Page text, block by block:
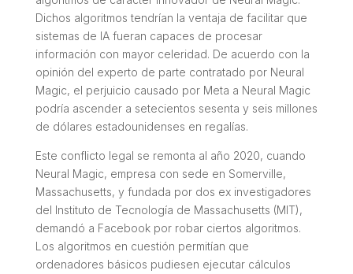
Dichos algoritmos tendrían la ventaja de facilitar que
sistemas de IA fueran capaces de procesar
información con mayor celeridad. De acuerdo con la
opinión del experto de parte contratado por Neural
Magic, el perjuicio causado por Meta a Neural Magic
podría ascender a setecientos sesenta y seis millones
de dólares estadounidenses en regalías.
Este conflicto legal se remonta al año 2020, cuando
Neural Magic, empresa con sede en Somerville,
Massachusetts, y fundada por dos ex investigadores
del Instituto de Tecnología de Massachusetts (MIT),
demandó a Facebook por robar ciertos algoritmos.
Los algoritmos en cuestión permitían que
ordenadores básicos pudiesen ejecutar cálculos